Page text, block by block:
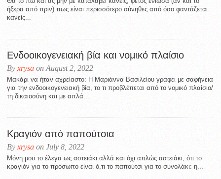
ήξερα από πριν) πως είναι περισσότερο σύνηθες από όσο φαντάζεται
κανείς...
Ενδοοικογενειακή βία και νομικό πλαίσιο
By xrysa on August 2, 2022
Μακάρι να ήταν αχρείαστο: Η Μαριάννα Βασιλείου γράφει με σαφήνεια
για την ενδοοικογενειακή βία, το τι προβλέπεται από το νομικό πλαίσιο/
τη δικαιοσύνη και με απλά...
Κραγιόν από παπούτσια
By xrysa on July 8, 2022
Μόνη μου το έλεγα ως αστειάκι αλλά και όχι απλώς αστειάκι, ότι το
κραγιόν για το πρόσωπο είναι ό,τι το παπούτσι για το συνολάκι: η...